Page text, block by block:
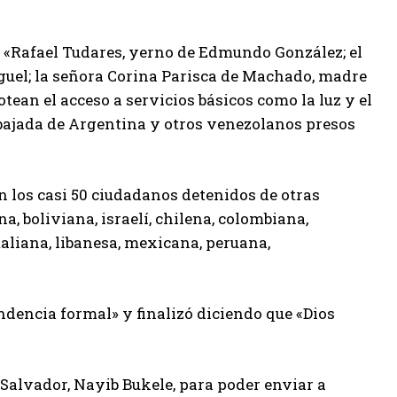
Tudares, yerno de Edmundo González; el
la señora Corina Parisca de Machado, madre
el acceso a servicios básicos como la luz y el
de Argentina y otros venezolanos presos
casi 50 ciudadanos detenidos de otras
boliviana, israelí, chilena, colombiana,
libanesa, mexicana, peruana,
formal» y finalizó diciendo que «Dios
Nayib Bukele, para poder enviar a